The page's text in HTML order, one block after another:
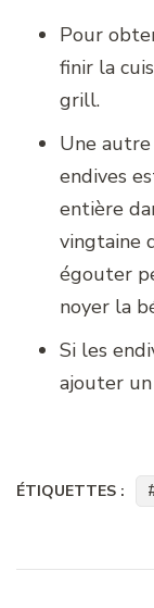
Pour
finir la
grill.
Une
endives
entière
vingtaine
égouter
noyer la
Si les
ajouter
ÉTIQUETTES :